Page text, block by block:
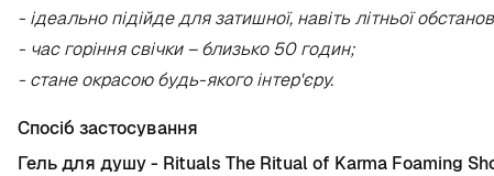
- ідеально підійде для затишної, навіть літньої
- час горіння свічки – близько 50 годин;
- стане окрасою будь-якого інтер'єру.
Спосіб застосування
Гель для душу - Rituals The Ritual of Karma Foaming